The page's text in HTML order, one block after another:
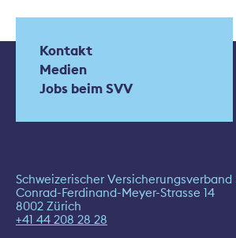
Kontakt
Medien
Jobs beim SVV
Schweizerischer Versicherungsverband
Conrad-Ferdinand-Meyer-Strasse 14
8002 Zürich
+41 44 208 28 28